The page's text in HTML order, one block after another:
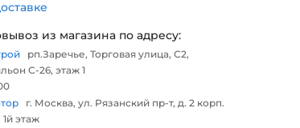
из магазина по адресу:
рп.Заречье, Торговая улица, С2,
С-26, этаж 1
г. Москва, ул. Рязанский пр-т, д. 2 корп.
этаж